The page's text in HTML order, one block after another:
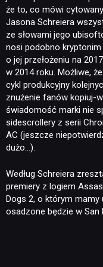
że to, co mówi
Jasona Schreiera
ze słowami jego
nosi podobno kryptonim
o jej przełożeniu na
w 2014 roku. Możliwe,
cykl produkcyjny
znużenie fanów kopiuj-
świadomość marki nie
sidescrollery z serii
AC (jeszcze
dużo…).
Według Schreiera
premiery z logiem
Dogs 2, o którym mamy
osadzone będzie w San